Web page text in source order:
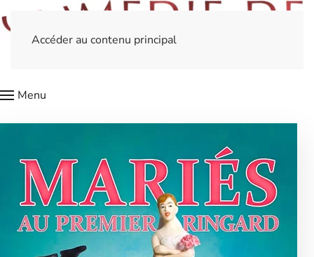
Accéder au contenu principal
Menu